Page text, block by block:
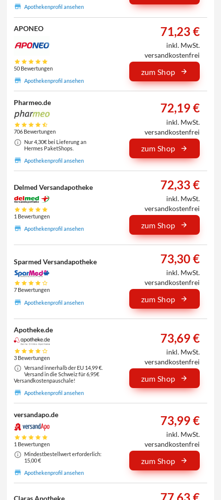
Apothekenprofil ansehen
APONEO
50 Bewertungen
Apothekenprofil ansehen
71,23 €
inkl. MwSt.
versandkostenfrei
zum Shop
Pharmeo.de
706 Bewertungen
Nur 4,30€ bei Lieferung an
Hermes PaketShops.
Apothekenprofil ansehen
72,19 €
inkl. MwSt.
versandkostenfrei
zum Shop
Delmed Versandapotheke
1 Bewertungen
Apothekenprofil ansehen
72,33 €
inkl. MwSt.
versandkostenfrei
zum Shop
Sparmed Versandapotheke
7 Bewertungen
Apothekenprofil ansehen
73,30 €
inkl. MwSt.
versandkostenfrei
zum Shop
Apotheke.de
3 Bewertungen
Versand innerhalb der EU 14,99 €.
Versand in die Schweiz für 6,95€
Versandkostenpauschale!
Apothekenprofil ansehen
73,69 €
inkl. MwSt.
versandkostenfrei
zum Shop
versandapo.de
1 Bewertungen
Mindestbestellwert erforderlich:
15,00 €
Apothekenprofil ansehen
73,99 €
inkl. MwSt.
versandkostenfrei
zum Shop